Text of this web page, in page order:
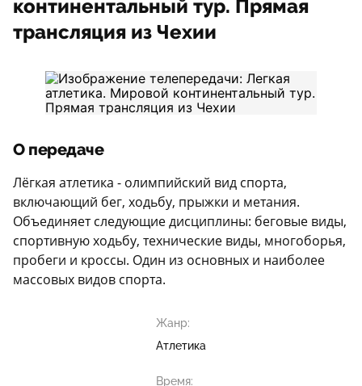
континентальный тур. Прямая
трансляция из Чехии
О передаче
Лёгкая атлетика - олимпийский вид спорта,
включающий бег, ходьбу, прыжки и метания.
Объединяет следующие дисциплины: беговые виды,
спортивную ходьбу, технические виды, многоборья,
пробеги и кроссы. Один из основных и наиболее
массовых видов спорта.
Жанр:
Атлетика
Время: